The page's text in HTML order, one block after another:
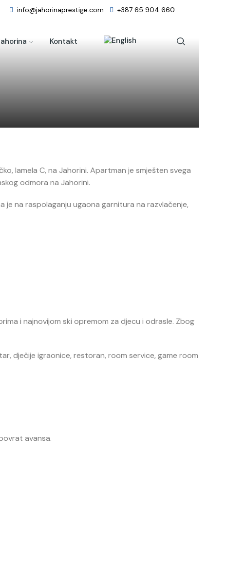
info@jahorinaprestige.com +387 65 904 660
Kontakt
lamela C, na Jahorini. Apartman je smješten svega
odmora na Jahorini.
na raspolaganju ugaona garnitura na razvlačenje,
i najnovijom ski opremom za djecu i odrasle. Zbog
dječije igraonice, restoran, room service, game room
avansa.